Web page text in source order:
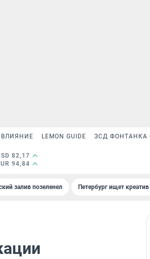
LEMON GUIDE ЗСД ФОНТАНКА
82,17
94,84
залив позеленел Петербург ищет креатив